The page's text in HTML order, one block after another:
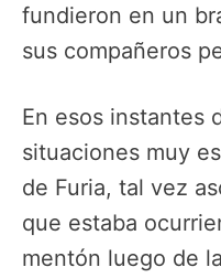
fundieron en un
sus compañeros
En esos instantes
situaciones muy
de Furia, tal vez
que estaba
mentón luego de